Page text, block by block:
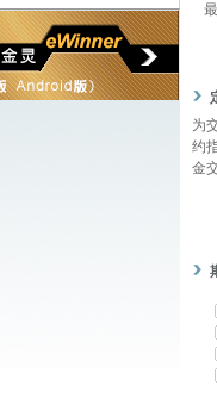
为
约
金